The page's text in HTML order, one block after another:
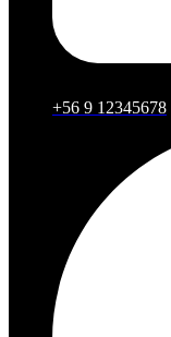
+56 9 12345678